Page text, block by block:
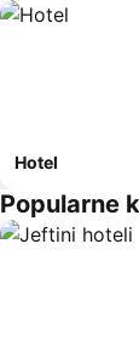
Hotel
Popularne